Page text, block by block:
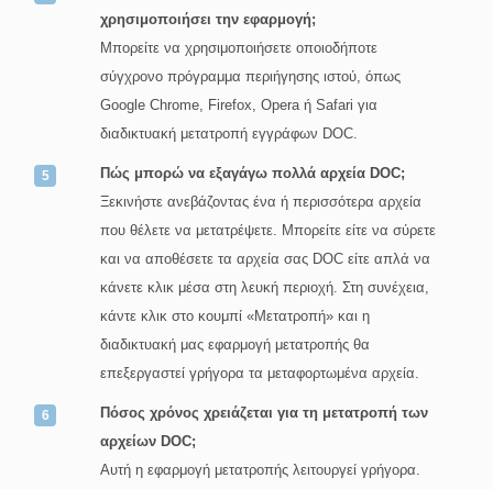
χρησιμοποιήσει την εφαρμογή;
Μπορείτε να χρησιμοποιήσετε οποιοδήποτε
σύγχρονο πρόγραμμα περιήγησης ιστού, όπως
Google Chrome, Firefox, Opera ή Safari για
διαδικτυακή μετατροπή εγγράφων DOC.
Πώς μπορώ να εξαγάγω πολλά αρχεία DOC;
Ξεκινήστε ανεβάζοντας ένα ή περισσότερα αρχεία
που θέλετε να μετατρέψετε. Μπορείτε είτε να σύρετε
και να αποθέσετε τα αρχεία σας DOC είτε απλά να
κάνετε κλικ μέσα στη λευκή περιοχή. Στη συνέχεια,
κάντε κλικ στο κουμπί «Μετατροπή» και η
διαδικτυακή μας εφαρμογή μετατροπής θα
επεξεργαστεί γρήγορα τα μεταφορτωμένα αρχεία.
Πόσος χρόνος χρειάζεται για τη μετατροπή των
αρχείων DOC;
Αυτή η εφαρμογή μετατροπής λειτουργεί γρήγορα.